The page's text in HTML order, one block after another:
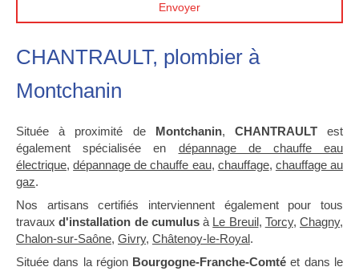
Envoyer
CHANTRAULT, plombier à
Montchanin
Située à proximité de Montchanin, CHANTRAULTest
également spécialisée en dépannage de chauffe eau
électrique,dépannage de chauffe eau, chauffage, chauffage au
gaz.
Nos artisans certifiés interviennent également pour tous
travaux d'installation de cumulusà Le Breuil, Torcy, Chagny,
Chalon-sur-Saône, Givry, Châtenoy-le-Royal.
Située dans la région Bourgogne-Franche-Comté et dans le